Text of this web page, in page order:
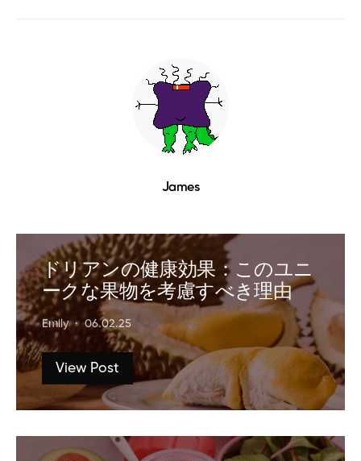
James
ドリアンの健康効果：このユニ
ークな果物を考慮すべき理由
Emily 06.02.25
View Post